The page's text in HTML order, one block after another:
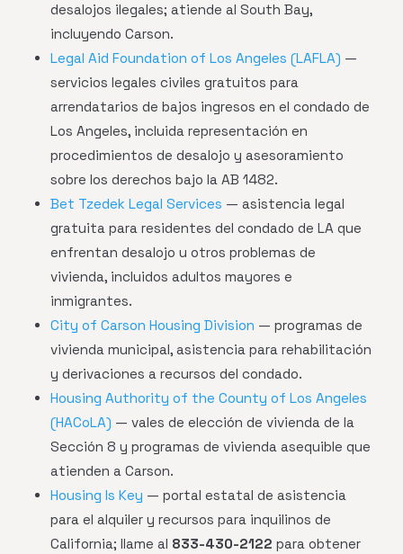
desalojos ilegales; atiende al South Bay,
incluyendo Carson.
Legal Aid Foundation of Los Angeles (LAFLA) —
servicios legales civiles gratuitos para
arrendatarios de bajos ingresos en el condado de
Los Angeles, incluida representación en
procedimientos de desalojo y asesoramiento
sobre los derechos bajo la AB 1482.
Bet Tzedek Legal Services — asistencia legal
gratuita para residentes del condado de LA que
enfrentan desalojo u otros problemas de
vivienda, incluidos adultos mayores e
inmigrantes.
City of Carson Housing Division — programas de
vivienda municipal, asistencia para rehabilitación
y derivaciones a recursos del condado.
Housing Authority of the County of Los Angeles
(HACoLA) — vales de elección de vivienda de la
Sección 8 y programas de vivienda asequible que
atienden a Carson.
Housing Is Key — portal estatal de asistencia
para el alquiler y recursos para inquilinos de
California; llame al 833-430-2122 para obtener